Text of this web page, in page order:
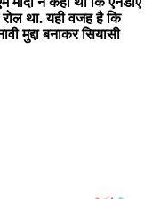
था. यही वजह है कि
मुद्दा बनाकर सियासी